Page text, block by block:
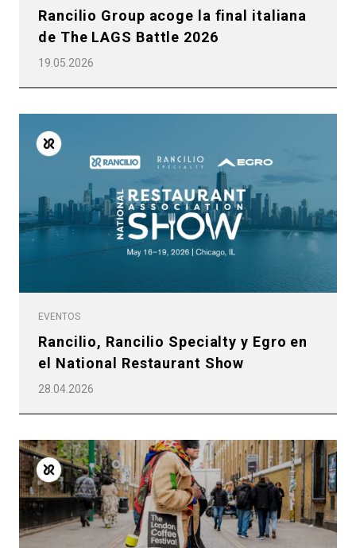
Rancilio Group acoge la final italiana
de The LAGS Battle 2026
19.05.2026
EVENTOS
Rancilio, Rancilio Specialty y Egro en
el National Restaurant Show
28.04.2026